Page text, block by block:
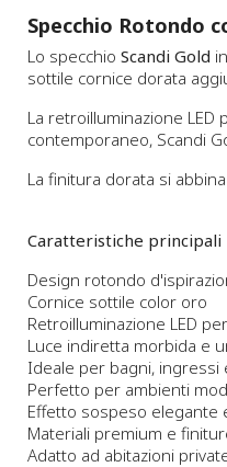
Specchio Rotondo
Lo specchio Scandi Gold
sottile cornice dorata
La retroilluminazione
contemporaneo, Scandi
La finitura dorata si
Caratteristiche principali
Design rotondo
Cornice sottile color oro
Retroilluminazione LED
Luce indiretta morbida e
Ideale per bagni, ingressi
Perfetto per ambienti
Effetto sospeso elegante
Materiali premium e
Adatto ad abitazioni